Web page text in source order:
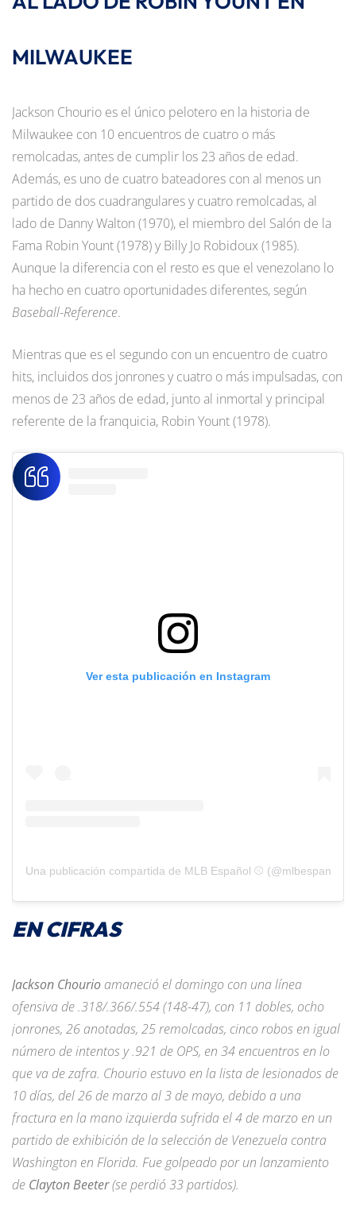
MILWAUKEE
Jackson Chourio es el único pelotero en la historia de
Milwaukee con 10 encuentros de cuatro o más
remolcadas, antes de cumplir los 23 años de edad.
Además, es uno de cuatro bateadores con al menos un
partido de dos cuadrangulares y cuatro remolcadas, al
lado de Danny Walton (1970), el miembro del Salón de la
Fama Robin Yount (1978) y Billy Jo Robidoux (1985).
Aunque la diferencia con el resto es que el venezolano lo
ha hecho en cuatro oportunidades diferentes, según
Baseball-Reference.
Mientras que es el segundo con un encuentro de cuatro
hits, incluidos dos jonrones y cuatro o más impulsadas, con
menos de 23 años de edad, junto al inmortal y principal
referente de la franquicia, Robin Yount (1978).
Ver esta publicación en Instagram
Una publicación compartida de MLB Español ⚾️ (@mlbespanol)
EN CIFRAS
Jackson Chourio amaneció el domingo con una línea
ofensiva de .318/.366/.554 (148-47), con 11 dobles, ocho
jonrones, 26 anotadas, 25 remolcadas, cinco robos en igual
número de intentos y .921 de OPS, en 34 encuentros en lo
que va de zafra. Chourio estuvo en la lista de lesionados de
10 días, del 26 de marzo al 3 de mayo, debido a una
fractura en la mano izquierda sufrida el 4 de marzo en un
partido de exhibición de la selección de Venezuela contra
Washington en Florida. Fue golpeado por un lanzamiento
de Clayton Beeter(se perdió 33 partidos).